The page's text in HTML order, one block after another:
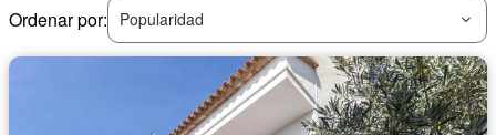
Ordenar por:
Popularidad